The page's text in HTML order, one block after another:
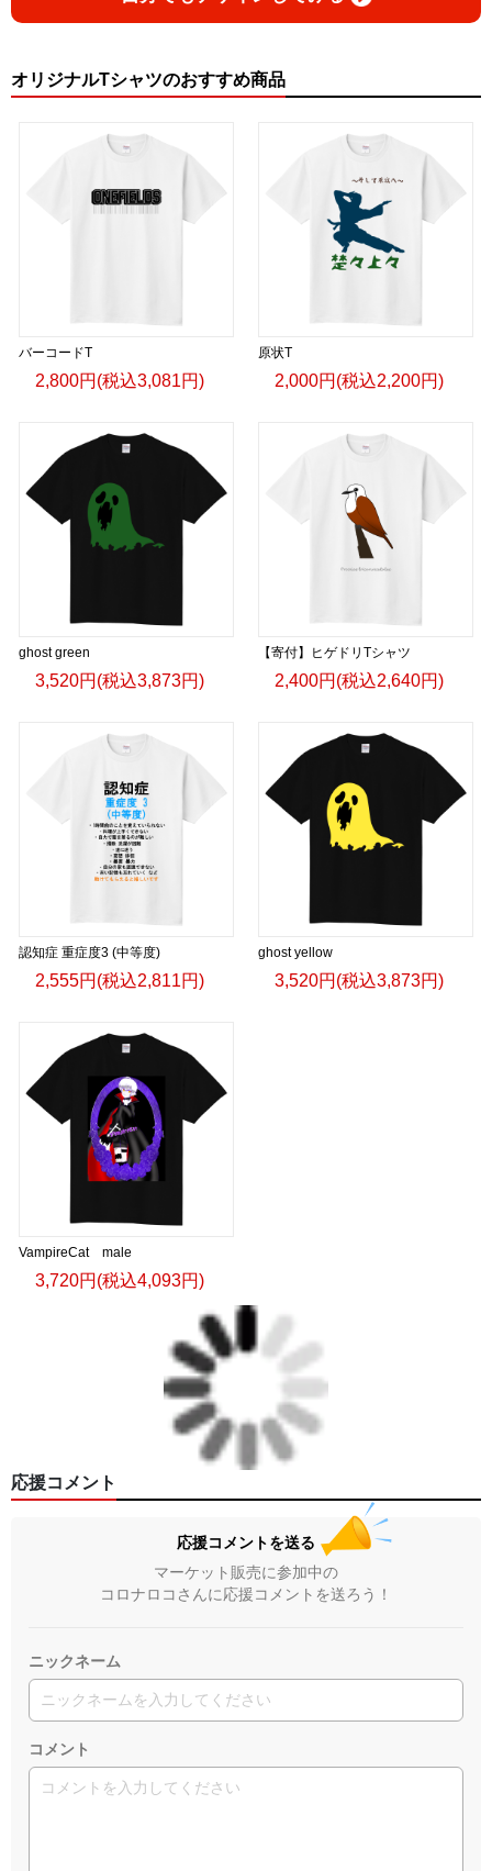
オリジナルTシャツのおすすめ商品
バーコードT
2,800円(税込3,081円)
原状T
2,000円(税込2,200円)
ghost green
3,520円(税込3,873円)
【寄付】ヒゲドリTシャツ
2,400円(税込2,640円)
認知症 重症度3 (中等度)
2,555円(税込2,811円)
ghost yellow
3,520円(税込3,873円)
VampireCat male
3,720円(税込4,093円)
応援コメント
応援コメントを送る
マーケット販売に参加中の
コロナロコさんに応援コメントを送ろう！
ニックネーム
コメント